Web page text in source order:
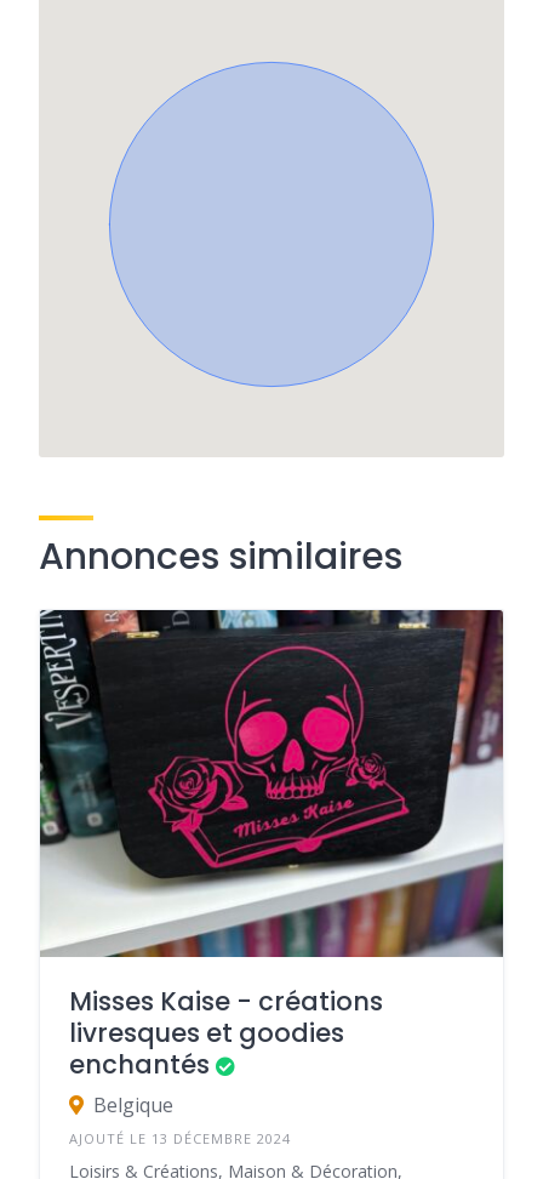
Annonces similaires
Misses Kaise - créations
livresques et goodies
enchantés
Belgique
AJOUTÉ LE 13 DÉCEMBRE 2024
Loisirs & Créations, Maison & Décoration,